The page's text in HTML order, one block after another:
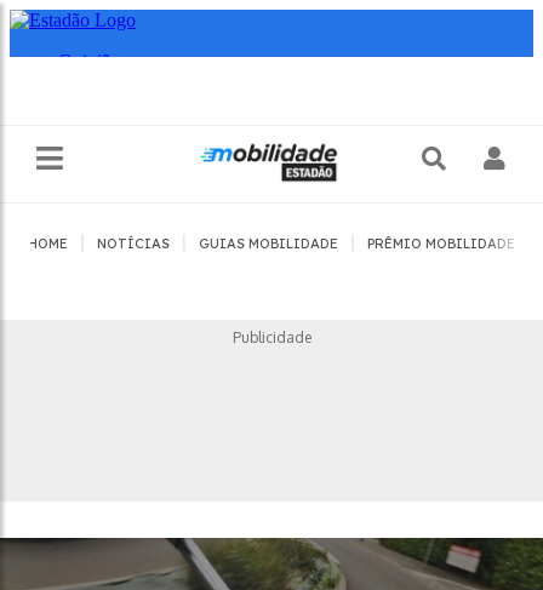
HOME NOTÍCIAS GUIAS MOBILIDADE PRÊMIO MOBILIDADE
Publicidade